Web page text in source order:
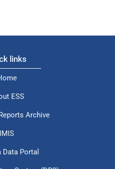
links
ESS
Archive
IMIS
Data Portal